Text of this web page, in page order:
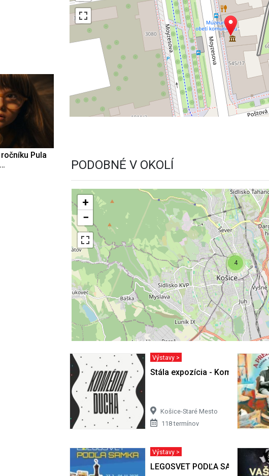
Pula
PODOBNÉ V OKOLÍ
4
+
−
Výstavy >
Stála expozícia - Komédia
Košice-Staré Mesto
118 termínov
Výstavy >
LEGOSVET PODĽA SAMKA